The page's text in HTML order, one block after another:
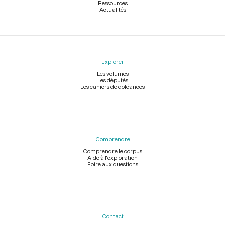
Ressources
Actualités
Explorer
Les volumes
Les députés
Les cahiers de doléances
Comprendre
Comprendre le corpus
Aide à l'exploration
Foire aux questions
Contact